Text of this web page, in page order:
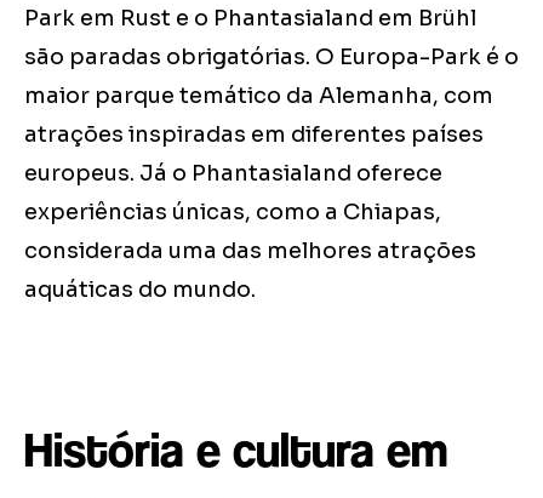
Park em Rust e o Phantasialand em Brühl
são paradas obrigatórias. O Europa-Park é o
maior parque temático da Alemanha, com
atrações inspiradas em diferentes países
europeus. Já o Phantasialand oferece
experiências únicas, como a Chiapas,
considerada uma das melhores atrações
aquáticas do mundo.
História e cultura em